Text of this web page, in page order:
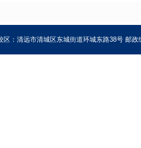
：清远市清城区东城街道环城东路38号 邮政